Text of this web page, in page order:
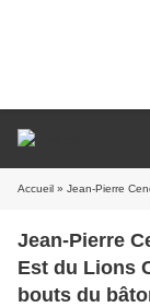
Accueil » Jean-Pierre Cendron
Jean-Pierre
Est du Lions
bouts du